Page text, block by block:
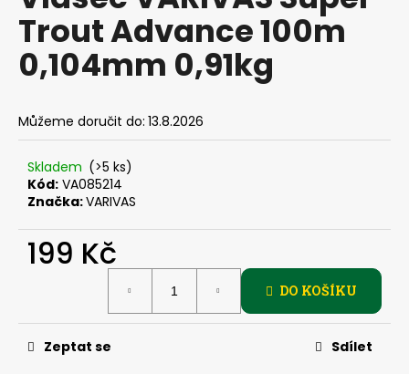
0,0
5
hvězdiček.
Trout Advance 100m
0,104mm 0,91kg
Můžeme doručit do: 13.8.2026
Skladem (>5 ks)
Kód: VA085214
Značka:VARIVAS
199 Kč
DO KOŠÍKU
Zeptat se Sdílet
a
j
í
?
p
o